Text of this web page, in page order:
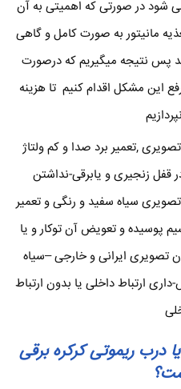
شود در صورتی که اهمیتی به آن
مانیتور به صورت کامل و گاهی
پس نتیجه میگیریم که درصورت
این مشکل اقدام کنیم تا هزینه
,تعمیر برد صدا و کم ولتاژ
قفل زنجیری و یابرقی-نداشتن
سیاه سفید و رنگی و تعمیر
و تعویض آن توکار و یا
تصویری ایرانی و خارجی –سیاه
ارتباط داخلی یا بدون ارتباط
درب ریموتی کرکره برقی